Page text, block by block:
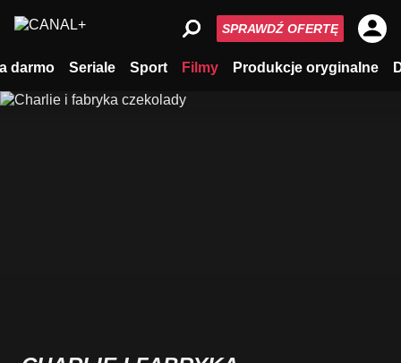
darmo Seriale Sport Filmy Produkcje oryginalne
SPRAWDŹ OFERTĘ